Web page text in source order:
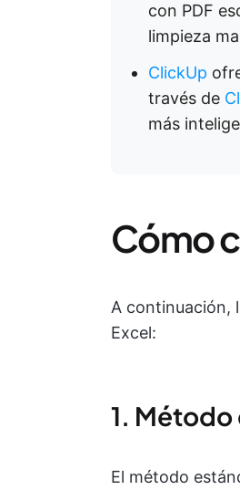
con PDF
limpieza
ClickUp
través de
más
Cómo
A continuación,
Excel:
1.
El método